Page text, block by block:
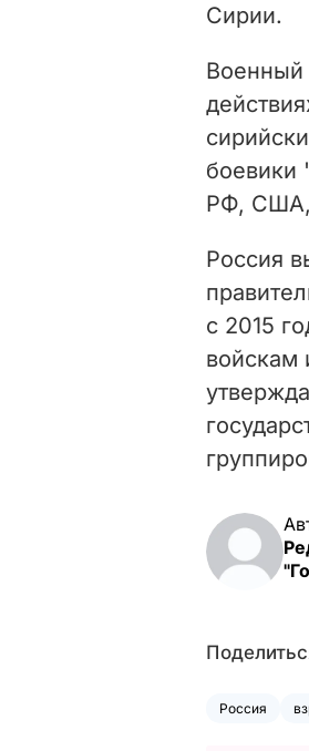
Сирии.
Военный
боевики
РФ, США,
Россия
с 2015
войскам
Россия